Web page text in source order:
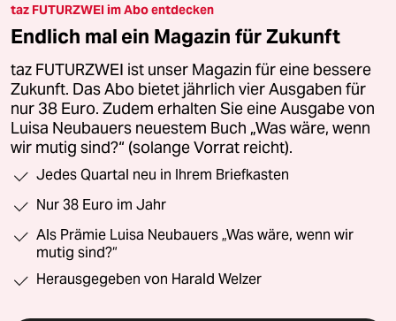
taz FUTURZWEI im Abo entdecken
Endlich mal ein Magazin für Zukunft
taz FUTURZWEI ist unser Magazin für eine bessere
Zukunft. Das Abo bietet jährlich vier Ausgaben für
nur 38 Euro. Zudem erhalten Sie eine Ausgabe von
Luisa Neubauers neuestem Buch „Was wäre, wenn
wir mutig sind?“ (solange Vorrat reicht).
Jedes Quartal neu in Ihrem Briefkasten
Nur 38 Euro im Jahr
Als Prämie Luisa Neubauers „Was wäre, wenn wir
mutig sind?“
Herausgegeben von Harald Welzer